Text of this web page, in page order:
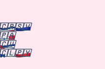
🇸🇻
🇵🇾